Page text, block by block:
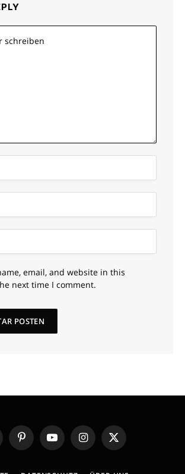
email, and website in this
next time I comment.
PinterestYouTubeInstagram
X
(Twitter)